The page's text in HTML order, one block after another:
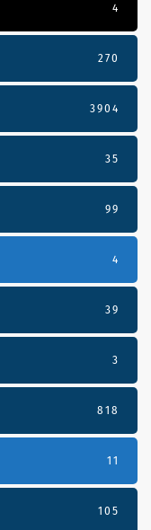
4
270
3904
35
99
4
39
3
818
11
105